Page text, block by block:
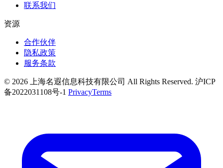
联系我们
资源
合作伙伴
隐私政策
服务条款
© 2026 上海名遐信息科技有限公司 All Rights Reserved. 沪ICP
备2022031108号-1 PrivacyTerms